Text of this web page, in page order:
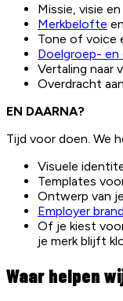
Missie, visie
Merkbelofte en
Tone of voice
Doelgroep- en
Vertaling naar
Overdracht
EN DAARNA?
Tijd voor doen. We
Visuele
Templates
Ontwerp van je
Employer
Of je kiest
je merk blijft
Waar helpen